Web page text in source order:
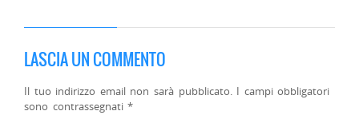
LASCIA UN COMMENTO
Il tuo indirizzo email non sarà pubblicato. I campi obbligatori
sono contrassegnati*